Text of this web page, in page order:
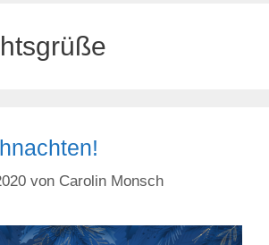
von Carolin Monsch